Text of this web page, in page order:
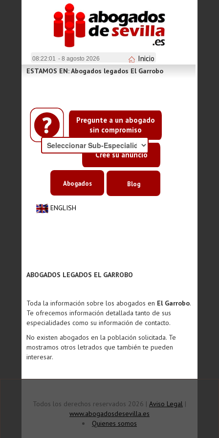
08:22:01 - 8 agosto 2026 Inicio
Pregunte a un abogado
sin compromiso
Cree su anuncio
ESTAMOS EN: Abogados legados El Garrobo
ENGLISH
Abogados Blog
ABOGADOS LEGADOS EL GARROBO
Toda la información sobre los abogados en El Garrobo.
Te ofrecemos información detallada tanto de sus
especialidades como su información de contacto.
No existen abogados en la población solicitada. Te
mostramos otros letrados que también te pueden
interesar.
Todos los derechos reservados 2026 | Aviso Legal |
www.abogadosdesevilla.es
Quienes somos